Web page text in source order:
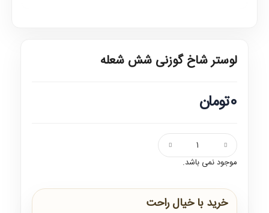
لوستر شاخ گوزنی شش شعله
0تومان
موجود نمی باشد.
خرید با خیال راحت